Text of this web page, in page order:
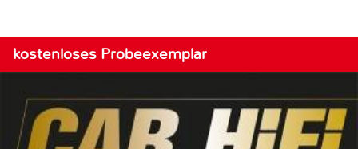
kostenloses Probeexemplar